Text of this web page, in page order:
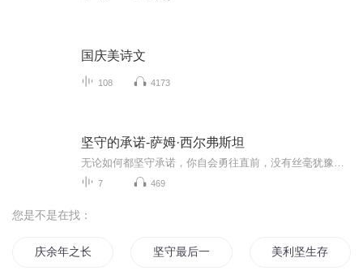
国庆美诗文
108 4173
坚守的承诺-萨姆·西尔弗斯坦
7 469
您是不是在找：
庆余年之长歌行 坚守最后一道防线 美利坚生存守则